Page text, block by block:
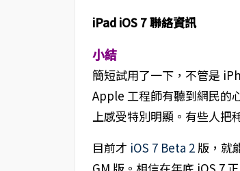
iPad iOS 7 聯絡資訊
小結
簡短試用了一下，不管是
Apple 工程師有聽到網民的
上感受特別明顯。有些人把
目前才 iOS 7 Beta 2版，就